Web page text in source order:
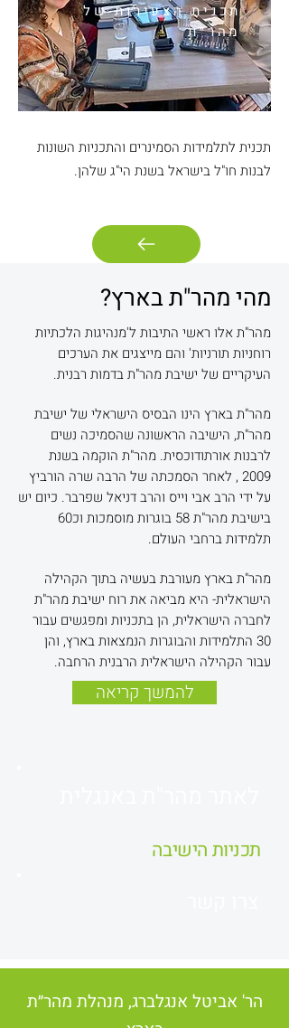
תכנית הצעירות של
מהר״ת
תכנית לתלמידות הסמינרים והתכניות השונות
לבנות חו"ל בישראל בשנת הי"ג שלהן.
?מהי מהר"ת בארץ
מהר"ת אלו ראשי התיבות ל'מנהיגות הלכתיות
רוחניות תורניות' והם מייצגים את הערכים
העיקריים של ישיבת מהר"ת בדמות רבנית.
מהר"ת בארץ הינו הבסיס הישראלי של ישיבת
מהר"ת, הישיבה הראשונה שהסמיכה נשים
לרבנות אורתודוכסית. מהר"ת הוקמה בשנת
2009 , לאחר הסמכתה של הרבה שרה הורביץ
על ידי הרב אבי וייס והרב דניאל שפרבר. כיום יש
בישיבת מהר"ת 58 בוגרות מוסמכות וכ60
תלמידות ברחבי העולם.
מהר"ת בארץ מעורבת בעשיה בתוך הקהילה
הישראלית- היא מביאה את רוח ישיבת מהר"ת
לחברה הישראלית, הן בתכניות ומפגשים עבור
30 התלמידות והבוגרות הנמצאות בארץ, והן
עבור הקהילה הישראלית הרבנית הרחבה.
להמשך קריאה
תכניות הישיבה
הר' אביטל אנגלברג, מנהלת מהר״ת